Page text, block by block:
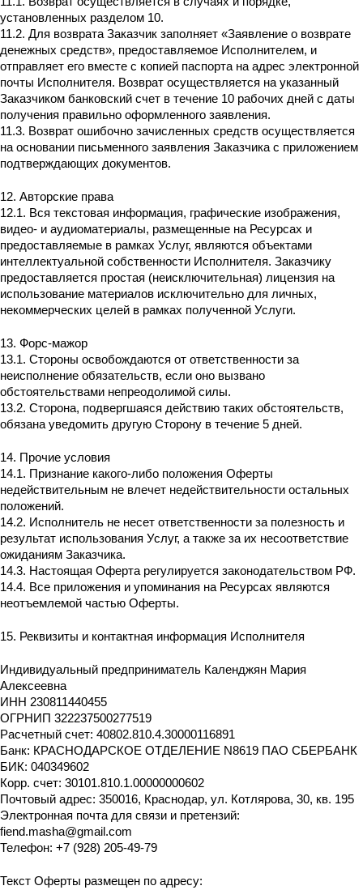
установленных разделом 10.
11.2. Для возврата Заказчик заполняет «Заявление о возврате
денежных средств», предоставляемое Исполнителем, и
отправляет его вместе с копией паспорта на адрес электронной
почты Исполнителя. Возврат осуществляется на указанный
Заказчиком банковский счет в течение 10 рабочих дней с даты
получения правильно оформленного заявления.
11.3. Возврат ошибочно зачисленных средств осуществляется
на основании письменного заявления Заказчика с приложением
подтверждающих документов.
12. Авторские права
12.1. Вся текстовая информация, графические изображения,
видео- и аудиоматериалы, размещенные на Ресурсах и
предоставляемые в рамках Услуг, являются объектами
интеллектуальной собственности Исполнителя. Заказчику
предоставляется простая (неисключительная) лицензия на
использование материалов исключительно для личных,
некоммерческих целей в рамках полученной Услуги.
13. Форс-мажор
13.1. Стороны освобождаются от ответственности за
неисполнение обязательств, если оно вызвано
обстоятельствами непреодолимой силы.
13.2. Сторона, подвергшаяся действию таких обстоятельств,
обязана уведомить другую Сторону в течение 5 дней.
14. Прочие условия
14.1. Признание какого-либо положения Оферты
недействительным не влечет недействительности остальных
положений.
14.2. Исполнитель не несет ответственности за полезность и
результат использования Услуг, а также за их несоответствие
ожиданиям Заказчика.
14.3. Настоящая Оферта регулируется законодательством РФ.
14.4. Все приложения и упоминания на Ресурсах являются
неотъемлемой частью Оферты.
15. Реквизиты и контактная информация Исполнителя
Индивидуальный предприниматель Календжян Мария
Алексеевна
ИНН 230811440455
ОГРНИП 322237500277519
Расчетный счет: 40802.810.4.30000116891
Банк: КРАСНОДАРСКОЕ ОТДЕЛЕНИЕ N8619 ПАО СБЕРБАНК
БИК: 040349602
Корр. счет: 30101.810.1.00000000602
Почтовый адрес: 350016, Краснодар, ул. Котлярова, 30, кв. 195
Электронная почта для связи и претензий:
fiend.masha@gmail.com
Телефон: +7 (928) 205-49-79
Текст Оферты размещен по адресу: